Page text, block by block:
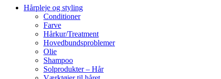
Hårpleje og styling
Conditioner
Farve
Hårkur/Treatment
Hovedbundsproblemer
Olie
Shampoo
Solprodukter – Hår